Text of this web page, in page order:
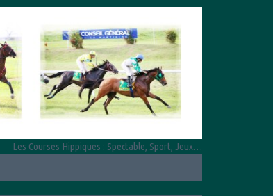
Les Courses Hippiques : Spectable, Sport, Jeux…